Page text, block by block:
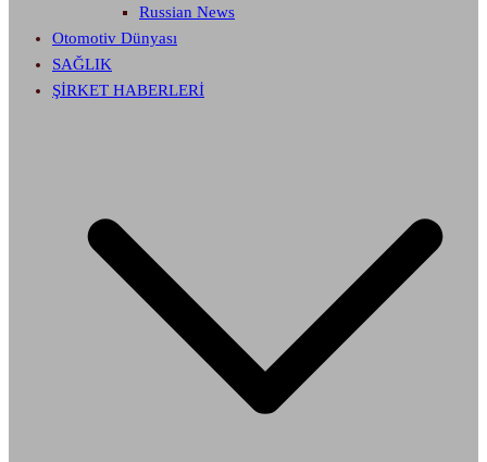
Russian News
Otomotiv Dünyası
SAĞLIK
ŞİRKET HABERLERİ